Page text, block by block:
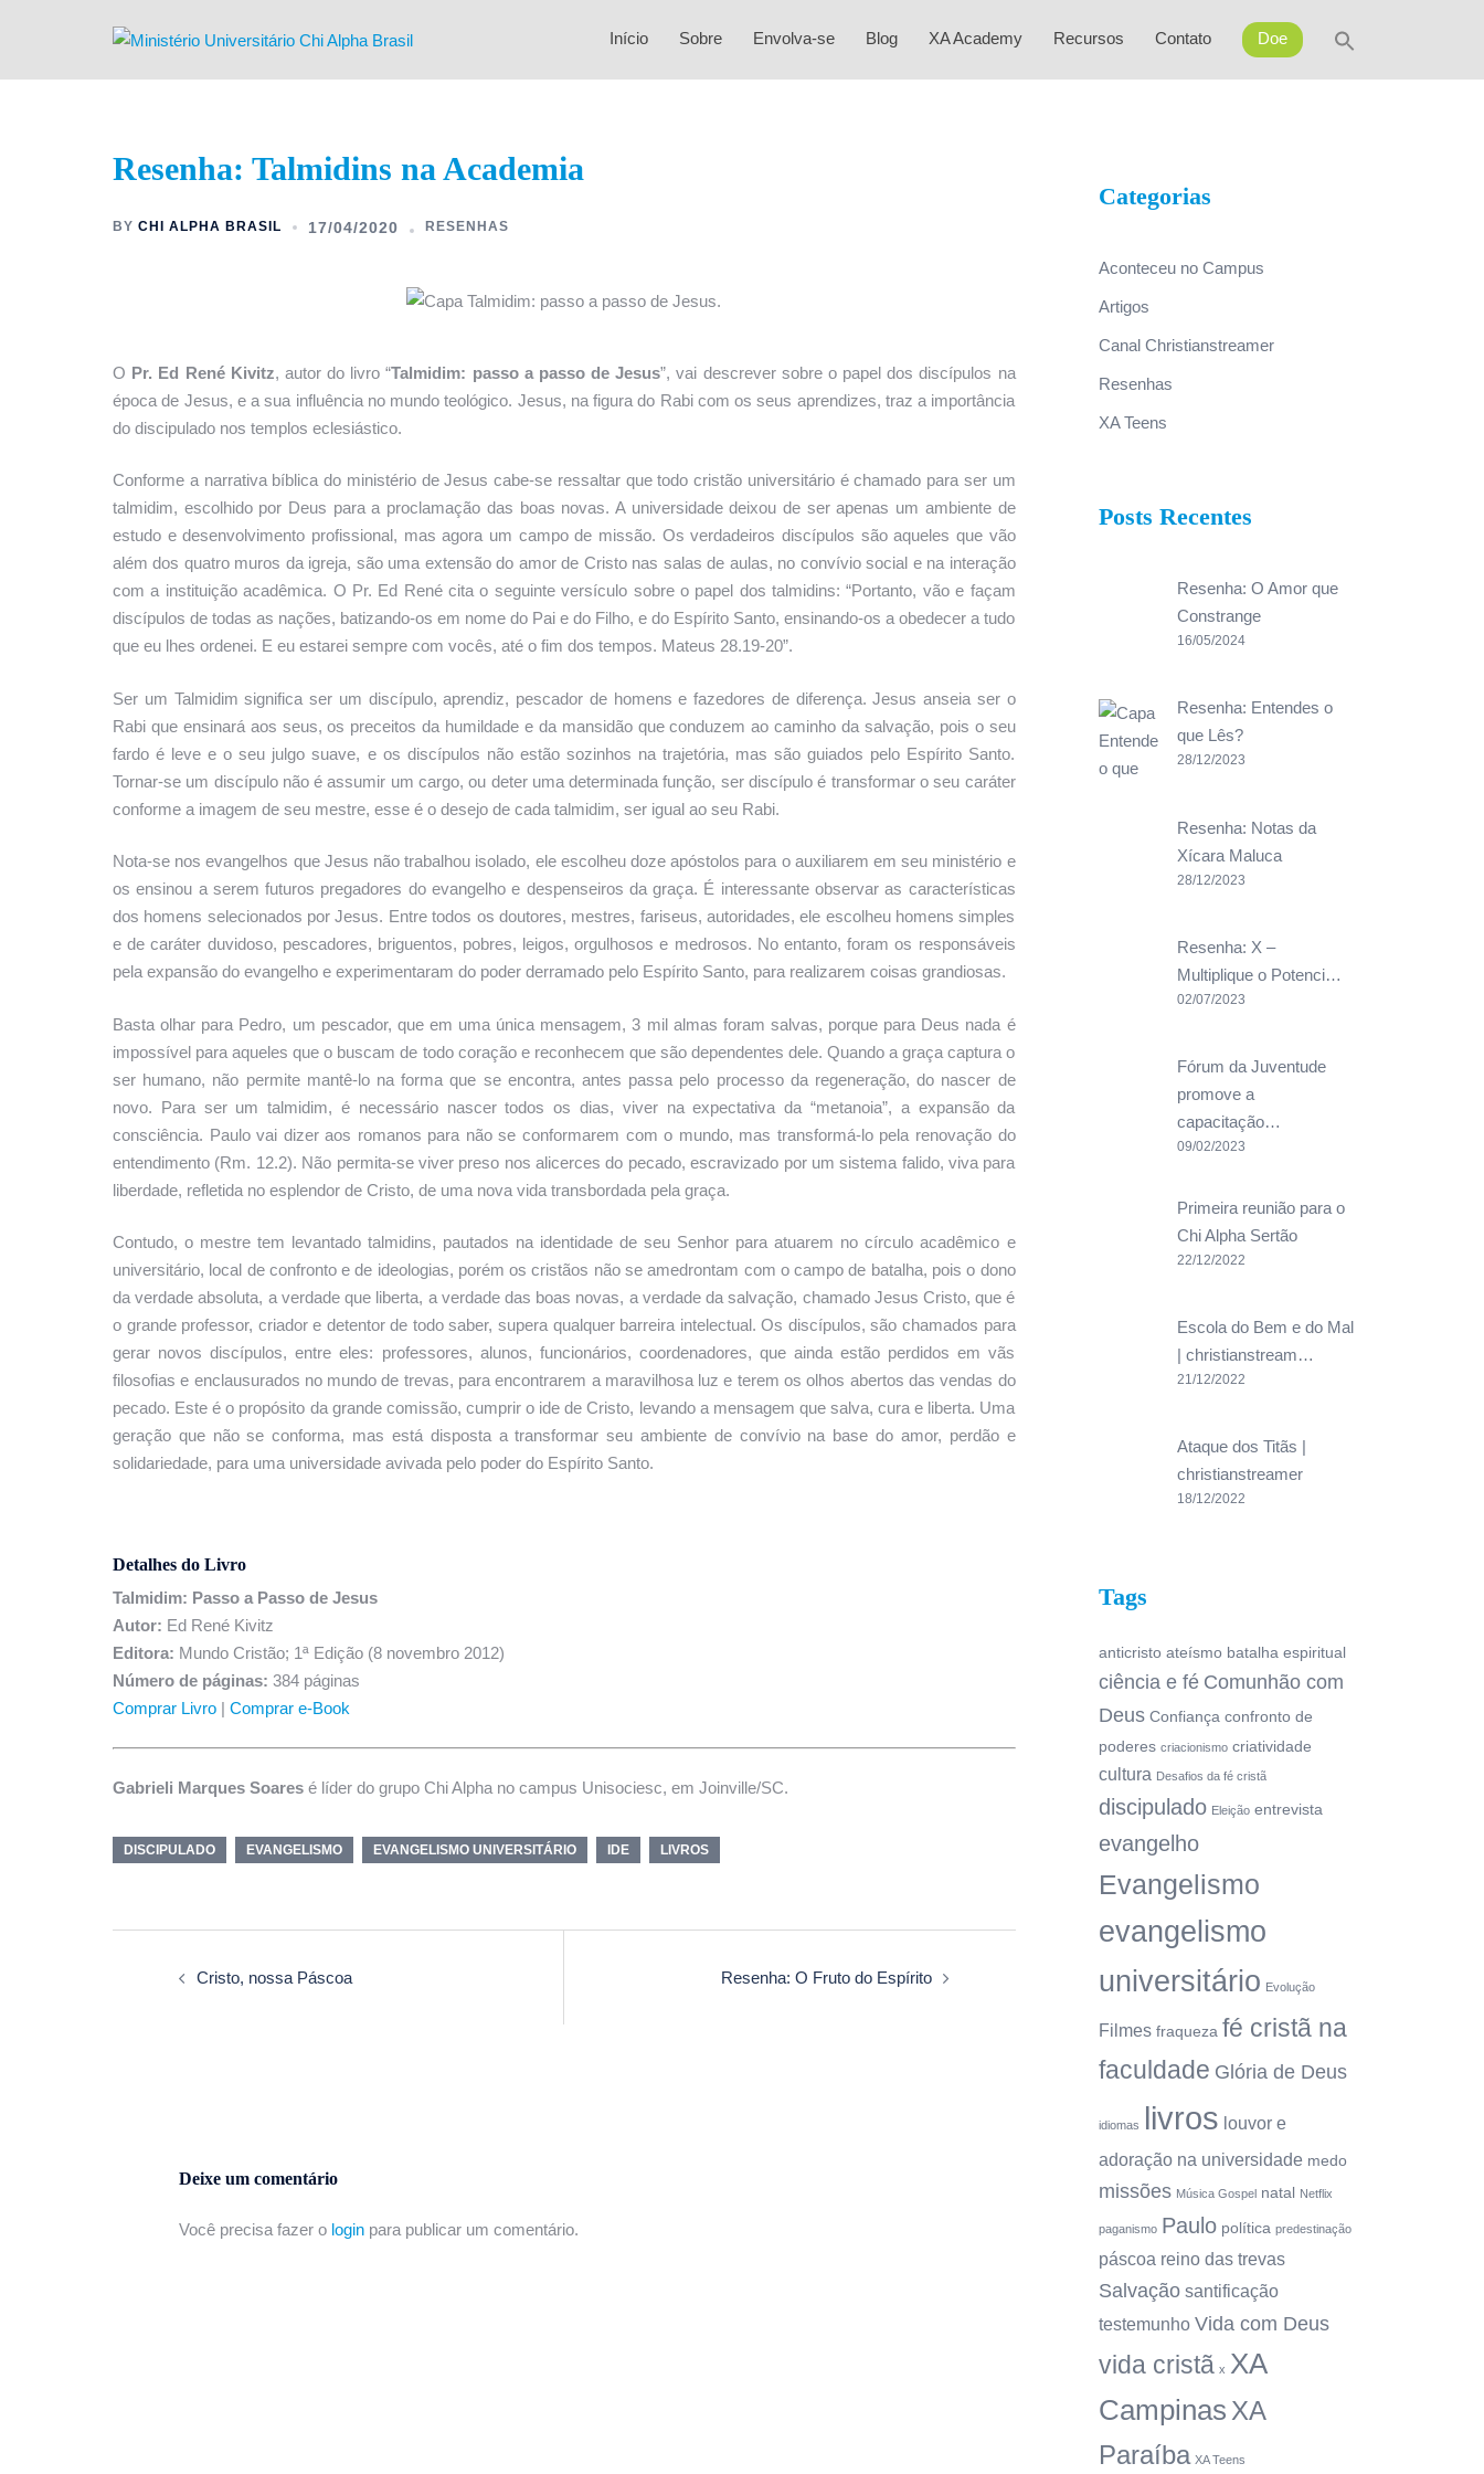
Início Sobre Envolva-se Blog XA Academy Recursos Contato Doe
Resenha: Talmidins na Academia
BY CHI ALPHA BRASIL 17/04/2020 RESENHAS
O Pr. Ed René Kivitz, autor do livro “Talmidim: passo a passo de Jesus”, vai descrever sobre o papel dos discípulos na
época de Jesus, e a sua influência no mundo teológico. Jesus, na figura do Rabi com os seus aprendizes, traz a importância
do discipulado nos templos eclesiástico.
Conforme a narrativa bíblica do ministério de Jesus cabe-se ressaltar que todo cristão universitário é chamado para ser um
talmidim, escolhido por Deus para a proclamação das boas novas. A universidade deixou de ser apenas um ambiente de
estudo e desenvolvimento profissional, mas agora um campo de missão. Os verdadeiros discípulos são aqueles que vão
além dos quatro muros da igreja, são uma extensão do amor de Cristo nas salas de aulas, no convívio social e na interação
com a instituição acadêmica. O Pr. Ed René cita o seguinte versículo sobre o papel dos talmidins: “Portanto, vão e façam
discípulos de todas as nações, batizando-os em nome do Pai e do Filho, e do Espírito Santo, ensinando-os a obedecer a tudo
que eu lhes ordenei. E eu estarei sempre com vocês, até o fim dos tempos. Mateus 28.19-20”.
Ser um Talmidim significa ser um discípulo, aprendiz, pescador de homens e fazedores de diferença. Jesus anseia ser o
Rabi que ensinará aos seus, os preceitos da humildade e da mansidão que conduzem ao caminho da salvação, pois o seu
fardo é leve e o seu julgo suave, e os discípulos não estão sozinhos na trajetória, mas são guiados pelo Espírito Santo.
Tornar-se um discípulo não é assumir um cargo, ou deter uma determinada função, ser discípulo é transformar o seu caráter
conforme a imagem de seu mestre, esse é o desejo de cada talmidim, ser igual ao seu Rabi.
Nota-se nos evangelhos que Jesus não trabalhou isolado, ele escolheu doze apóstolos para o auxiliarem em seu ministério e
os ensinou a serem futuros pregadores do evangelho e despenseiros da graça. É interessante observar as características
dos homens selecionados por Jesus. Entre todos os doutores, mestres, fariseus, autoridades, ele escolheu homens simples
e de caráter duvidoso, pescadores, briguentos, pobres, leigos, orgulhosos e medrosos. No entanto, foram os responsáveis
pela expansão do evangelho e experimentaram do poder derramado pelo Espírito Santo, para realizarem coisas grandiosas.
Basta olhar para Pedro, um pescador, que em uma única mensagem, 3 mil almas foram salvas, porque para Deus nada é
impossível para aqueles que o buscam de todo coração e reconhecem que são dependentes dele. Quando a graça captura o
ser humano, não permite mantê-lo na forma que se encontra, antes passa pelo processo da regeneração, do nascer de
novo. Para ser um talmidim, é necessário nascer todos os dias, viver na expectativa da “metanoia”, a expansão da
consciência. Paulo vai dizer aos romanos para não se conformarem com o mundo, mas transformá-lo pela renovação do
entendimento (Rm. 12.2). Não permita-se viver preso nos alicerces do pecado, escravizado por um sistema falido, viva para
liberdade, refletida no esplendor de Cristo, de uma nova vida transbordada pela graça.
Contudo, o mestre tem levantado talmidins, pautados na identidade de seu Senhor para atuarem no círculo acadêmico e
universitário, local de confronto e de ideologias, porém os cristãos não se amedrontam com o campo de batalha, pois o dono
da verdade absoluta, a verdade que liberta, a verdade das boas novas, a verdade da salvação, chamado Jesus Cristo, que é
o grande professor, criador e detentor de todo saber, supera qualquer barreira intelectual. Os discípulos, são chamados para
gerar novos discípulos, entre eles: professores, alunos, funcionários, coordenadores, que ainda estão perdidos em vãs
filosofias e enclausurados no mundo de trevas, para encontrarem a maravilhosa luz e terem os olhos abertos das vendas do
pecado. Este é o propósito da grande comissão, cumprir o ide de Cristo, levando a mensagem que salva, cura e liberta. Uma
geração que não se conforma, mas está disposta a transformar seu ambiente de convívio na base do amor, perdão e
solidariedade, para uma universidade avivada pelo poder do Espírito Santo.
Detalhes do Livro
Talmidim: Passo a Passo de Jesus
Autor: Ed René Kivitz
Editora: Mundo Cristão; 1ª Edição (8 novembro 2012)
Número de páginas: 384 páginas
Comprar Livro | Comprar e-Book
Gabrieli Marques Soares é líder do grupo Chi Alpha no campus Unisociesc, em Joinville/SC.
DISCIPULADO EVANGELISMO EVANGELISMO UNIVERSITÁRIO IDE LIVROS
Cristo, nossa Páscoa Resenha: O Fruto do Espírito
Deixe um comentário
Você precisa fazer o login para publicar um comentário.
Categorias
Aconteceu no Campus
Artigos
Canal Christianstreamer
Resenhas
XA Teens
Posts Recentes
Resenha: O Amor que
Constrange
16/05/2024
Resenha: Entendes o
que Lês?
28/12/2023
Resenha: Notas da
Xícara Maluca
28/12/2023
Resenha: X –
Multiplique o Potenci…
02/07/2023
Fórum da Juventude
promove a
capacitação…
09/02/2023
Primeira reunião para o
Chi Alpha Sertão
22/12/2022
Escola do Bem e do Mal
| christianstream…
21/12/2022
Ataque dos Titãs |
christianstreamer
18/12/2022
Tags
anticristo ateísmo batalha espiritual
ciência e fé Comunhão com
Deus Confiança confronto de
poderes criacionismo criatividade
cultura Desafios da fé cristã
discipulado Eleição entrevista
evangelho
Evangelismo
evangelismo
universitário Evolução
Filmes fraqueza fé cristã na
faculdade Glória de Deus
idiomas livros louvor e
adoração na universidade medo
missões Música Gospel natal Netflix
paganismo Paulo política predestinação
páscoa reino das trevas
Salvação santificação
testemunho Vida com Deus
vida cristã x XA
Campinas XA
Paraíba XA Teens